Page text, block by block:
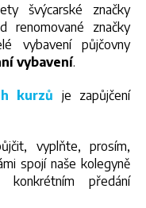
švýcarské značky
renomované značky
vybavení půjčovny
vybavení.
kurzů je zapůjčení
vyplňte, prosím,
spojí naše kolegyně
předání